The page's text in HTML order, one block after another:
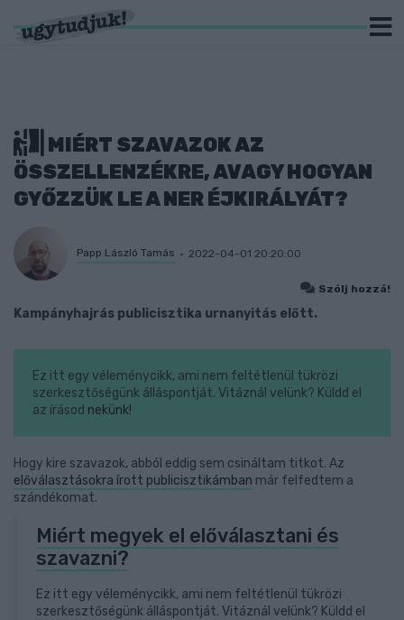
MIÉRT SZAVAZOK AZ
ÖSSZELLENZÉKRE, AVAGY HOGYAN
GYŐZZÜK LE A NER ÉJKIRÁLYÁT?
Papp László Tamás 2022-04-01 20:20:00
Szólj hozzá!
Kampányhajrás publicisztika urnanyitás előtt.
Ez itt egy véleménycikk, ami nem feltétlenül tükrözi
szerkesztőségünk álláspontját. Vitáznál velünk? Küldd el
az írásod nekünk!
Hogy kire szavazok, abból eddig sem csináltam titkot. Az
előválasztásokra írott publicisztikámban már felfedtem a
szándékomat.
Miért megyek el előválasztani és
szavazni?
Ez itt egy véleménycikk, ami nem feltétlenül tükrözi
szerkesztőségünk álláspontját. Vitáznál velünk? Küldd el